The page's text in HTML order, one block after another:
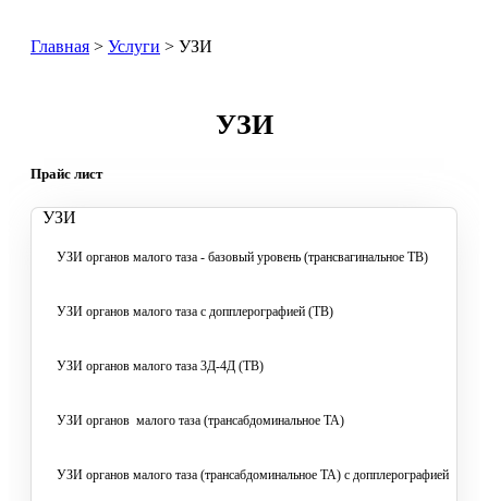
Главная > Услуги > УЗИ
УЗИ
Прайс лист
УЗИ
УЗИ органов малого таза - базовый уровень (трансвагинальное ТВ)
УЗИ органов малого таза с допплерографией (ТВ)
УЗИ органов малого таза 3Д-4Д (ТВ)
УЗИ органов малого таза (трансабдоминальное ТА)
УЗИ органов малого таза (трансабдоминальное ТА) с допплерографией